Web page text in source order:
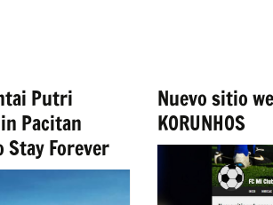
Putri
Pacitan
Stay Forever
Nuevo sitio
KORUNHOS